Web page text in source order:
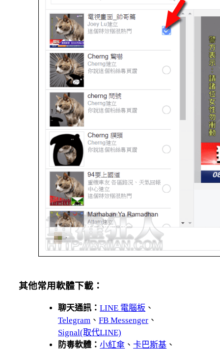
其他常用軟體下載：
聊天通訊：LINE 電腦板 、
Telegram 、FB Messenger 、
Signal(取代LINE)
防毒軟體：小紅傘 、卡巴斯基 、